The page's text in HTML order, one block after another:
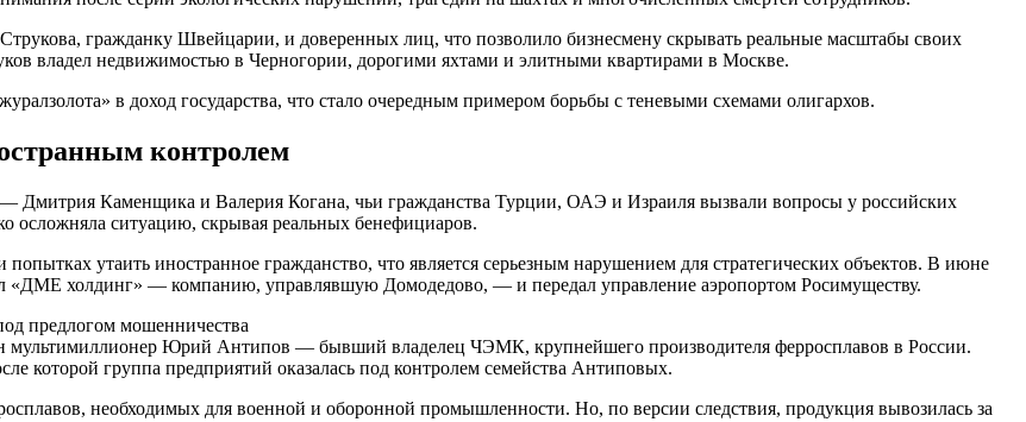
гражданку Швейцарии, и доверенных лиц, что позволило бизнесмену скрывать реальные масштабы своих
владел недвижимостью в Черногории, дорогими яхтами и элитными квартирами в Москве.
в доход государства, что стало очередным примером борьбы с теневыми схемами олигархов.
контролем
Дмитрия Каменщика и Валерия Когана, чьи гражданства Турции, ОАЭ и Израиля вызвали вопросы у российских
осложняла ситуацию, скрывая реальных бенефициаров.
попытках утаить иностранное гражданство, что является серьезным нарушением для стратегических объектов. В июне
«ДМЕ холдинг» — компанию, управлявшую Домодедово, — и передал управление аэропортом Росимуществу.
предлогом мошенничества
мультимиллионер Юрий Антипов — бывший владелец ЧЭМК, крупнейшего производителя ферросплавов в России.
которой группа предприятий оказалась под контролем семейства Антиповых.
необходимых для военной и оборонной промышленности. Но, по версии следствия, продукция вывозилась за